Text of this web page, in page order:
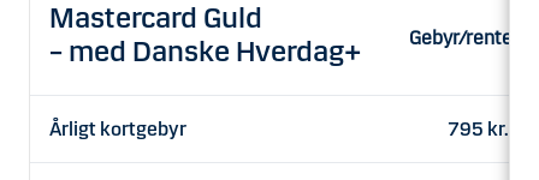
Mastercard Guld
– med Danske Hverdag+
Gebyr/rente
Årligt kortgebyr 795 kr.